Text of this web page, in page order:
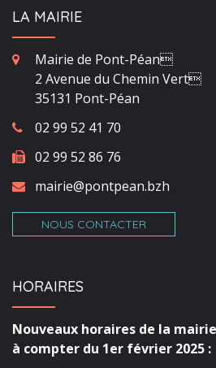
LA MAIRIE
Mairie de Pont-Péan
2 Avenue du Chemin Vert
35131 Pont-Péan
02 99 52 41 70
02 99 52 86 76
mairie@pontpean.bzh
NOUS CONTACTER
HORAIRES
Nouveaux horaires de la mairie
à compter du 1er février 2025 :